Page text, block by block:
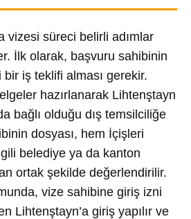
vizesi süreci belirli adımlar
İlk olarak, başvuru sahibinin
bir iş teklifi alması gerekir.
hazırlanarak Lihtenştayn
bağlı olduğu dış temsilciliğe
dosyası, hem İçişleri
belediye ya da kanton
ortak şekilde değerlendirilir.
vize sahibine giriş izni
Lihtenştayn’a giriş yapılır ve